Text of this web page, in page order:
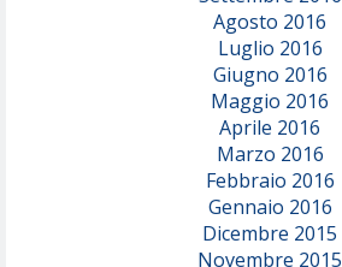
Agosto 2016
Luglio 2016
Giugno 2016
Maggio 2016
Aprile 2016
Marzo 2016
Febbraio 2016
Gennaio 2016
Dicembre 2015
Novembre 2015